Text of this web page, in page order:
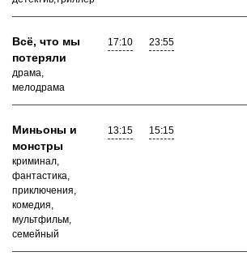
Всё, что мы
потеряли
драма,
мелодрама
17:10 23:55
Миньоны и
монстры
криминал,
фантастика,
приключения,
комедия,
мультфильм,
семейный
13:15 15:15